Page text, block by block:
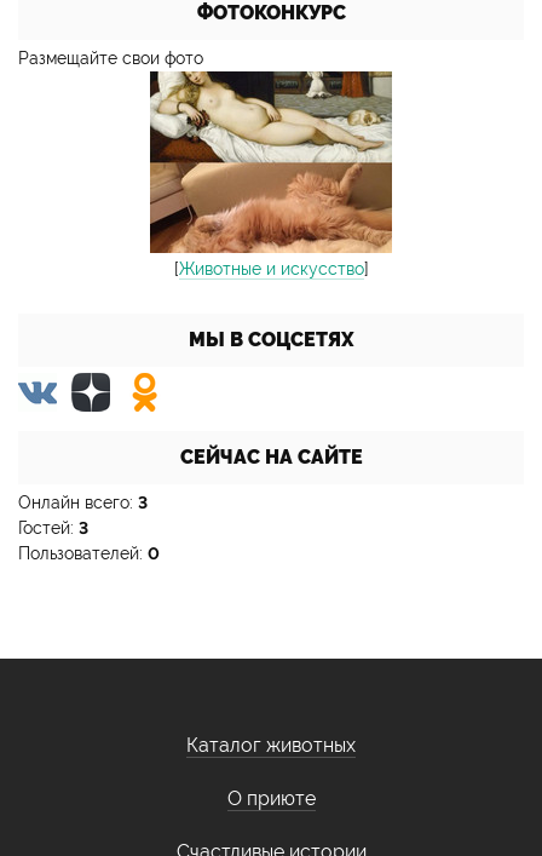
ФОТОКОНКУРС
Размещайте свои фото
[Животные и искусство]
МЫ В СОЦСЕТЯХ
СЕЙЧАС НА САЙТЕ
Онлайн всего: 3
Гостей: 3
Пользователей: 0
Каталог животных
О приюте